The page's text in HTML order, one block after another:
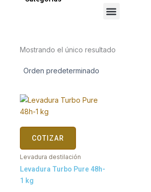
Menu
Mostrando el único resultado
COTIZAR
Levadura destilación
Levadura Turbo Pure 48h-
1 kg